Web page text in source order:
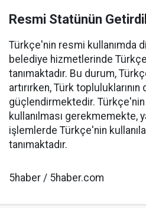
Resmi Statünün
Türkçe'nin resmi kullanımda
belediye hizmetlerinde Türkçe
tanımaktadır. Bu durum,
artırırken, Türk topluluklarının
güçlendirmektedir.
kullanılması gerekmemekte,
işlemlerde Türkçe'nin
tanımaktadır.
5haber / 5haber.com